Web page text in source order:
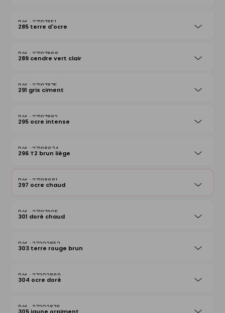
27197851
285 terre d'ocre
27197868
289 cendre vert clair
27197875
291 gris ciment
27197882
295 ocre intense
27198674
296 T2 brun liège
27198681
297 ocre chaud
27197905
301 doré chaud
27202852
303 terre rouge brun
27202869
304 ocre doré
27202876